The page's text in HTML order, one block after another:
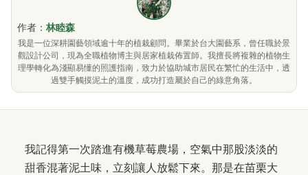
作者： 林睦森
我是一位深耕園藝領域逾十年的植栽顧問。畢業於台大園藝系，曾任職於景
觀設計公司，現為全職植物博主與居家植栽佈置師。我擅長將複雜的植物生
理學轉化為淺顯易懂的照護指南，致力於協助城市居民在繁忙的生活中，透
過雙手觸摸泥土的溫度，成功打造屬於自己的綠意角落。
我記得第一次踏進有機草莓農場，空氣中那股淡淡的
甜香混著泥土味，立刻讓人放鬆下來。那是在苗栗大